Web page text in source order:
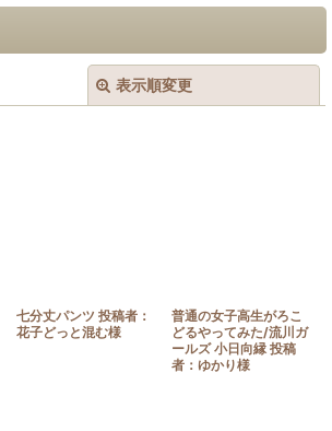
表示順変更
七分丈パンツ 投稿者：
花子どっと混む様
普通の女子高生がろこ
どるやってみた/流川ガ
ールズ 小日向縁 投稿
者：ゆかり様